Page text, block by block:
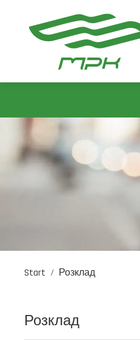
Start Розклад
Розклад